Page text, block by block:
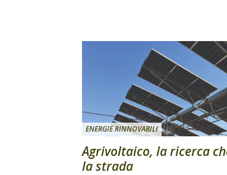
ENERGIE RINNOVABILI
Agrivoltaico, la ricerca
la strada